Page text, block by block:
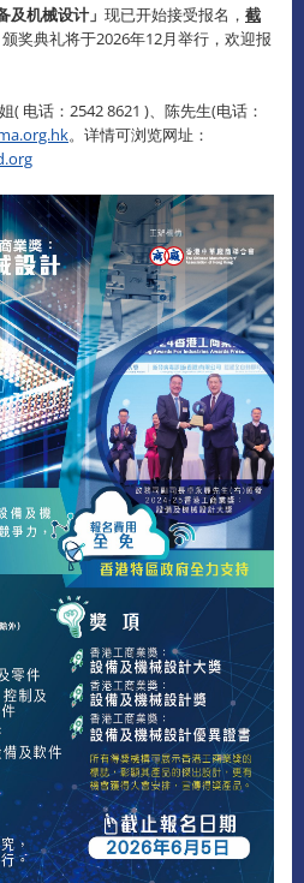
及机械设计」 现已开始接受报名， 截
颁奖典礼将于2026年12月举行，欢迎报
( 电话：2542 8621 )、陈先生(电话：
。详情可浏览网址：